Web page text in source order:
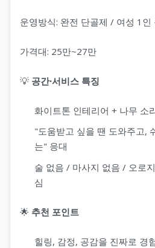
운영방식: 완전 단골제 / 여성 1인
가격대: 25만~27만
💡 공간·서비스 특징
화이트톤 인테리어 + 나무 소
"도움받고 싶을 땐 도와주고,
는" 응대
술 없음 / 마사지 없음 / 오로
심
🌟 추천 포인트
힐링, 감정, 공감을 진짜로 경